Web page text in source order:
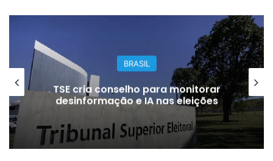
BRASIL
TSE cria conselho para monitorar
desinformação e IA nas eleições